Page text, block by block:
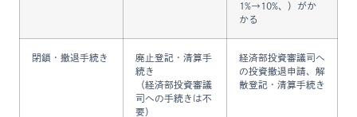
1%→10%、）がか
かる
閉鎖・撤退手続き
廃止登記・清算手
続き
（経済部投資審議
司への手続きは不
要）
経済部投資審議司へ
の投資撤退申請、解
散登記・清算手続き